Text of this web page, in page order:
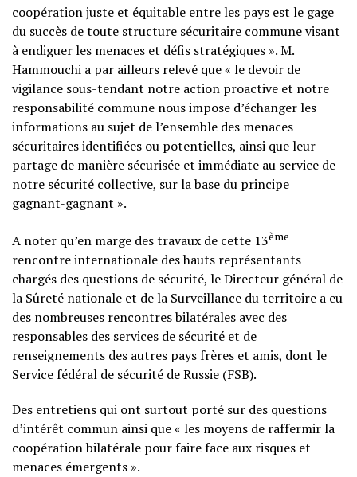
coopération juste et équitable entre les pays est le gage
du succès de toute structure sécuritaire commune visant
à endiguer les menaces et défis stratégiques ». M.
Hammouchi a par ailleurs relevé que « le devoir de
vigilance sous-tendant notre action proactive et notre
responsabilité commune nous impose d’échanger les
informations au sujet de l’ensemble des menaces
sécuritaires identifiées ou potentielles, ainsi que leur
partage de manière sécurisée et immédiate au service de
notre sécurité collective, sur la base du principe
gagnant-gagnant ».
A noter qu’en marge des travaux de cette 13ème
rencontre internationale des hauts représentants
chargés des questions de sécurité, le Directeur général de
la Sûreté nationale et de la Surveillance du territoire a eu
des nombreuses rencontres bilatérales avec des
responsables des services de sécurité et de
renseignements des autres pays frères et amis, dont le
Service fédéral de sécurité de Russie (FSB).
Des entretiens qui ont surtout porté sur des questions
d’intérêt commun ainsi que « les moyens de raffermir la
coopération bilatérale pour faire face aux risques et
menaces émergents ».